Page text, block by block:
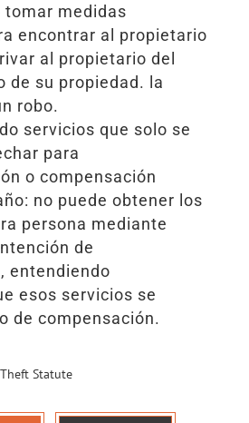
tomar medidas
encontrar al propietario
al propietario del
de su propiedad. la
robo.
servicios que solo se
para
o compensación
no puede obtener los
persona mediante
de
entendiendo
esos servicios se
de compensación.